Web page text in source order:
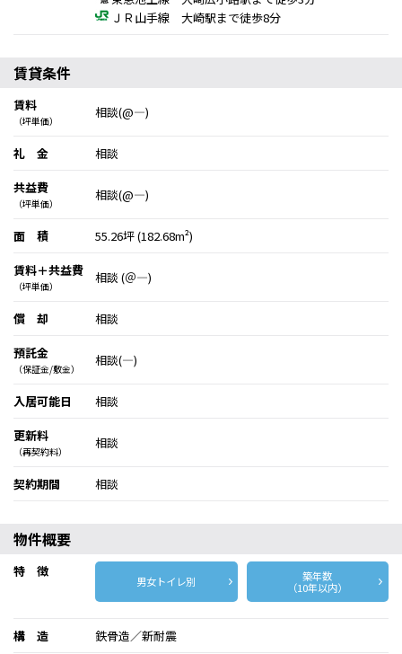
ＪＲ山手線 大崎駅まで徒歩8分
賃貸条件
賃料
（坪単価）
相談(@―)
礼 金
相談
共益費
（坪単価）
相談(@―)
面 積
55.26坪 (182.68m²)
賃料＋共益費
（坪単価）
相談 (＠―)
償 却
相談
預託金
（保証金/敷金）
相談(―)
入居可能日
相談
更新料
（再契約料）
相談
契約期間 相談
物件概要
特 徴
男女トイレ別
築年数
（10年以内）
構 造
鉄骨造／新耐震